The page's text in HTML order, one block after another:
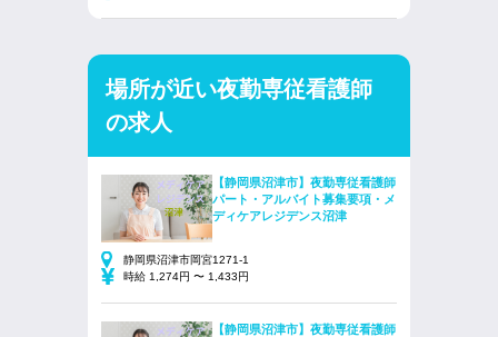
場所が近い夜勤専従看護師
の求人
【静岡県沼津市】夜勤専従看護師
パート・アルバイト募集要項・メ
ディケアレジデンス沼津
静岡県沼津市岡宮1271-1
時給 1,274円 〜 1,433円
【静岡県沼津市】夜勤専従看護師